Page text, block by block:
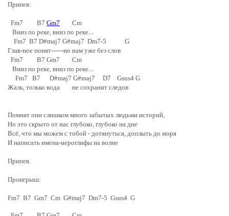
Припев:
Fm7 B7 Gm7 Cm
Вниз по реке, вниз по реке...
Fm7 B7 D#maj7 G#maj7 Dm7-5 G
Глав-ное понят------но нам уже без слов
Fm7 B7 Gm7 Cm
Вниз по реке, вниз по реке...
Fm7 B7 D#maj7 G#maj7 D7 Gsus4 G
Жаль, только вода не сохранит следов
Помнят они слишком много забытых людьми историй,
Но это скрыто от нас глубоко, глубоко на дне
Всё, что мы можем с тобой - дотянуться, доплыть до моря
И написать имена-иероглифы на волне
Припев.
Проигрыш:
Fm7 B7 Gm7 Cm G#maj7 Dm7-5 Gsus4 G